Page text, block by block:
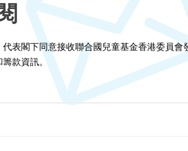
表閣下同意接收聯合國兒童基金香港委員會
款資訊。